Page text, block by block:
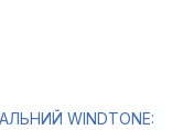
WINDTONE: